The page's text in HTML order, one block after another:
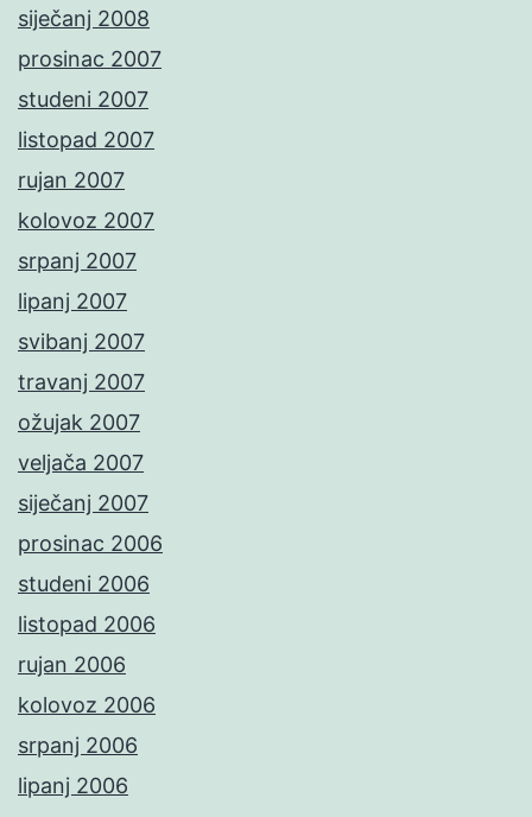
siječanj 2008
prosinac 2007
studeni 2007
listopad 2007
rujan 2007
kolovoz 2007
srpanj 2007
lipanj 2007
svibanj 2007
travanj 2007
ožujak 2007
veljača 2007
siječanj 2007
prosinac 2006
studeni 2006
listopad 2006
rujan 2006
kolovoz 2006
srpanj 2006
lipanj 2006